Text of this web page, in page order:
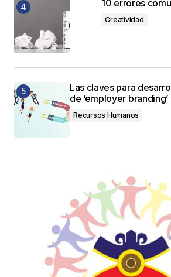
10 errores
Creatividad
Las claves para
de ‘employer
Recursos Humanos